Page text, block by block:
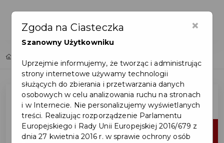
29
×
Zgoda na Ciasteczka
Szanowny Użytkowniku
Uprzejmie informujemy, że tworząc i administrując
strony internetowe używamy technologii
służących do zbierania i przetwarzania danych
osobowych w celu analizowania ruchu na stronach
i w Internecie. Nie personalizujemy wyświetlanych
treści. Realizując rozporządzenie Parlamentu
Europejskiego i Rady Unii Europejskiej 2016/679 z
dnia 27 kwietnia 2016 r. w sprawie ochrony osób